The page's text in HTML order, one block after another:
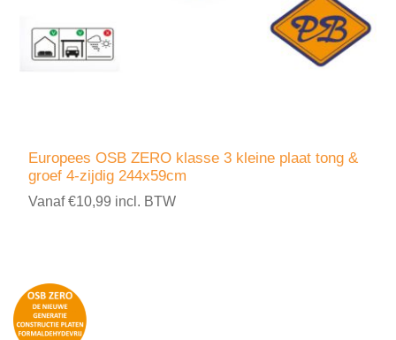
Europees OSB ZERO klasse 3 kleine plaat tong &
groef 4-zijdig 244x59cm
Vanaf €10,99 incl. BTW